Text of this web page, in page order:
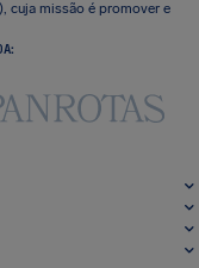
cuja missão é promover e